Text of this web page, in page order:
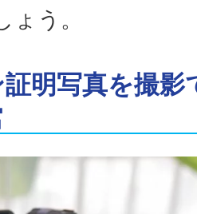
う。
明写真を撮影